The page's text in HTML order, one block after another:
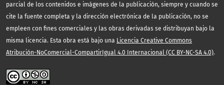
parcial de los contenidos e imágenes de la publicación, siempre y cuando se
cite la fuente completa y la dirección electrónica de la publicación, no se
empleen con fines comerciales y las obras derivadas se distribuyan bajo la
misma licencia. Esta obra está bajo una Licencia Creative Commons
Atribución-NoComercial-CompartirIgual 4.0 Internacional (CC BY-NC-SA 4.0).